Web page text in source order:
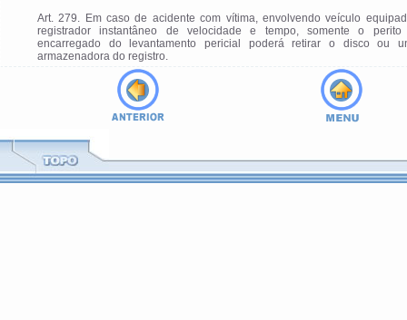
Art. 279. Em caso de acidente com vítima, envolvendo veículo
registrador instantâneo de velocidade e tempo, somente o perito
encarregado do levantamento pericial poderá retirar o disco ou
armazenadora do registro.